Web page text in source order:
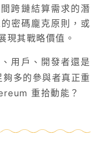
跨鏈結算需求的潛
密碼龐克原則，或
現其戰略價值。
用戶、開發者還是
多的參與者真正重
重拾動能？